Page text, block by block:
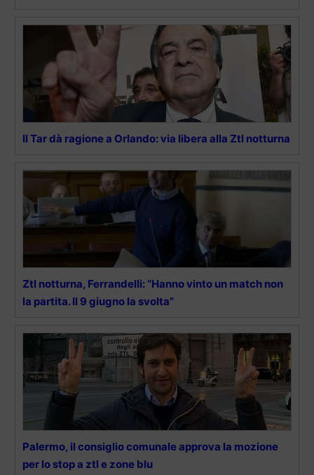
Il Tar dà ragione a Orlando: via libera alla Ztl notturna
Ztl notturna, Ferrandelli: “Hanno vinto un match non
la partita. Il 9 giugno la svolta”
Palermo, il consiglio comunale approva la mozione
per lo stop a ztl e zone blu